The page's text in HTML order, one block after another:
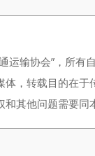
运输协会”，所有
，转载目的在于
和其他问题需要